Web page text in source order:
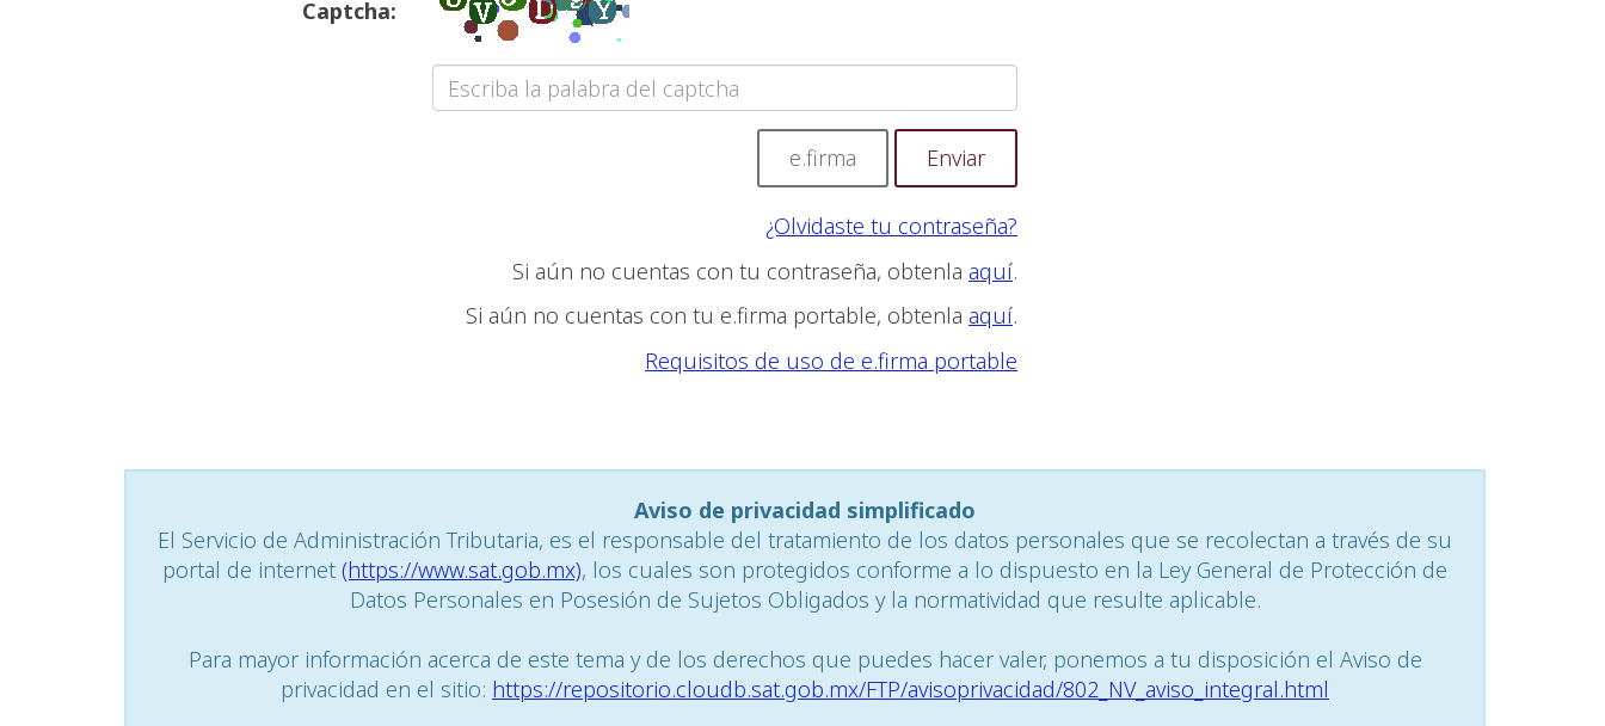
Captcha:
e.firma
¿Olvidaste tu contraseña?
Si aún no cuentas con tu contraseña, obtenla aquí.
Si aún no cuentas con tu e.firma portable, obtenla aquí.
Requisitos de uso de e.firma portable
Aviso de privacidad simplificado
El Servicio de Administración Tributaria, es el responsable del tratamiento de los datos personales que se recolectan a través de su
portal de internet (https://www.sat.gob.mx), los cuales son protegidos conforme a lo dispuesto en la Ley General de Protección de
Datos Personales en Posesión de Sujetos Obligados y la normatividad que resulte aplicable.
Para mayor información acerca de este tema y de los derechos que puedes hacer valer, ponemos a tu disposición el Aviso de
privacidad en el sitio: https://repositorio.cloudb.sat.gob.mx/FTP/avisoprivacidad/802_NV_aviso_integral.html